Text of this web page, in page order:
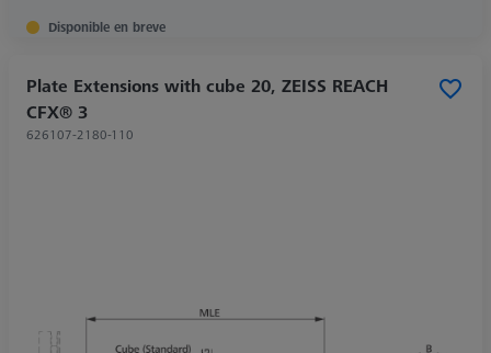
Disponible en breve
Plate Extensions with cube 20, ZEISS REACH
CFX® 3
626107-2180-110